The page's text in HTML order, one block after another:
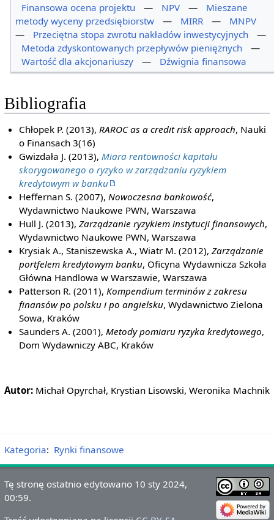
Finansowa ocena projektu
— NPV —
Mieszane
metody wyceny przedsiębiorstw
— MIRR —
MNPV
—
Przeciętna stopa zwrotu nakładów inwestycyjnych
—
Metoda zdyskontowanych przepływów pieniężnych
—
Wartość dla akcjonariuszy
— Dźwignia finansowa
Bibliografia
Chłopek P. (2013), RAROC as a credit risk approach, Nauki
o Finansach 3(16)
Gwizdała J. (2013), Miara rentowności kapitału
skorygowanego o ryzyko w zarządzaniu ryzykiem
kredytowym w banku
Heffernan S. (2007), Nowoczesna bankowość,
Wydawnictwo Naukowe PWN, Warszawa
Hull J. (2013),Zarządzanie ryzykiem instytucji finansowych,
Wydawnictwo Naukowe PWN, Warszawa
Krysiak A., Staniszewska A., Wiatr M. (2012),Zarządzanie
portfelem kredytowym banku, Oficyna Wydawnicza Szkoła
Główna Handlowa w Warszawie, Warszawa
Patterson R. (2011), Kompendium terminów z zakresu
finansów po polsku i po angielsku, Wydawnictwo Zielona
Sowa, Kraków
Saunders A. (2001), Metody pomiaru ryzyka kredytowego,
Dom Wydawniczy ABC, Kraków
Autor: Michał Opyrchał, Krystian Lisowski, Weronika Machnik
Kategoria: Rynki finansowe
Tę stronę ostatnio edytowano 10 sty 2024,
00:59.